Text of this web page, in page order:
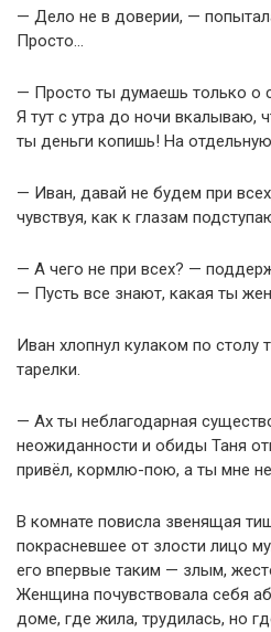
— Дело не в доверии, —
Просто…
— Просто ты думаешь только о
Я тут с утра до ночи вкалываю,
ты деньги копишь! На
— Иван, давай не будем при
чувствуя, как к глазам
— А чего не при всех? —
— Пусть все знают, какая ты
Иван хлопнул кулаком по столу
тарелки.
— Ах ты неблагодарная
неожиданности и обиды Таня
привёл, кормлю-пою, а ты мне
В комнате повисла звенящая
покрасневшее от злости лицо
его впервые таким — злым,
Женщина почувствовала себя
доме, где жила, трудилась, но